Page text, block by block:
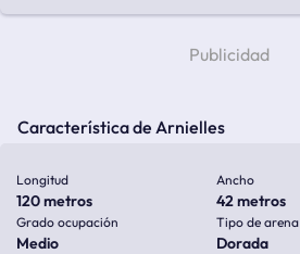
Característica de Arnielles
Longitud
120 metros
Ancho
42 metros
Grado ocupación
Medio
Tipo de arena
Dorada